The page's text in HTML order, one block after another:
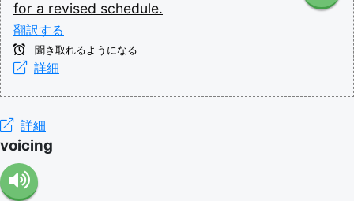
for a revised schedule.
翻訳する
聞き取れるようになる
詳細
詳細
voicing